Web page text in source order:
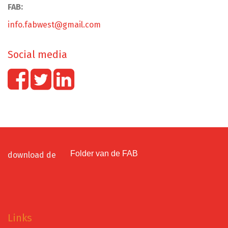
FAB:
info.fabwest@gmail.com
Social media
download de Folder van de FAB
Links